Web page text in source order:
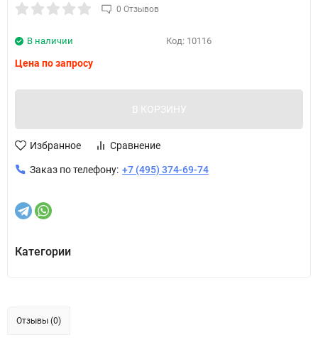
0 Отзывов
Код: 10116
В наличии
Цена по запросу
В КОРЗИНУ
Избранное Сравнение
Заказ по телефону: +7 (495) 374-69-74
Категории
Отзывы (0)